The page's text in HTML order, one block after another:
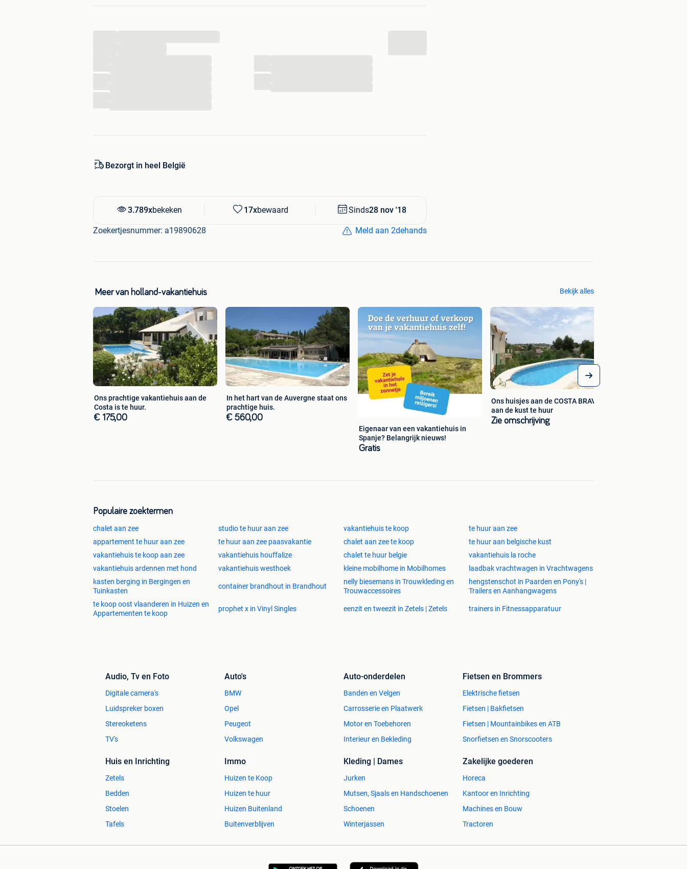
Bezorgt in heel België
3.789xbekeken 17xbewaard Sinds28 nov '18
Zoekertjesnummer: a19890628 Meld aan 2dehands
Meer van holland-vakantiehuis Bekijk alles
Ons prachtige vakantiehuis aan de
Costa is te huur.
€ 175,00
In het hart van de Auvergne staat ons
prachtige huis.
€ 560,00
Eigenaar van een vakantiehuis in
Spanje? Belangrijk nieuws!
Gratis
Ons huisjes aan de COSTA BRAVA
aan de kust te huur
Zie omschrijving
Populaire zoektermen
chalet aan zee studio te huur aan zee vakantiehuis te koop
te huur aan zee
appartement te huur aan zee
te huur aan zee paasvakantie chalet aan zee te koop
te huur aan belgische kust
vakantiehuis te koop aan zee
vakantiehuis houffalize chalet te huur belgie
vakantiehuis la roche
vakantiehuis ardennen met hond
vakantiehuis westhoek kleine mobilhome in Mobilhomes
laadbak vrachtwagen in Vrachtwagens
kasten berging in Bergingen en
Tuinkasten
container brandhout in Brandhout
nelly biesemans in Trouwkleding en
Trouwaccessoires
hengstenschot in Paarden en Pony's |
Trailers en Aanhangwagens
te koop oost vlaanderen in Huizen en
Appartementen te koop
prophet x in Vinyl Singles eenzit en tweezit in Zetels | Zetels trainers in Fitnessapparatuur
Audio, Tv en Foto
Digitale camera's
Luidspreker boxen
Stereoketens
TV's
Auto's
BMW
Opel
Peugeot
Volkswagen
Auto-onderdelen
Banden en Velgen
Carrosserie en Plaatwerk
Motor en Toebehoren
Interieur en Bekleding
Fietsen en Brommers
Elektrische fietsen
Fietsen | Bakfietsen
Fietsen | Mountainbikes en ATB
Snorfietsen en Snorscooters
Huis en Inrichting
Zetels
Bedden
Stoelen
Tafels
Immo
Huizen te Koop
Huizen te huur
Huizen Buitenland
Buitenverblijven
Kleding | Dames
Jurken
Mutsen, Sjaals en Handschoenen
Schoenen
Winterjassen
Zakelijke goederen
Horeca
Kantoor en Inrichting
Machines en Bouw
Tractoren